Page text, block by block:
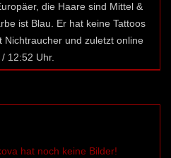
die Haare sind Mittel &
ist Blau. Er hat keine Tattoos
Nichtraucher und zuletzt online
12:52 Uhr.
hat noch keine Bilder!